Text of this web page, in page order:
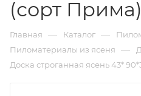
(сорт Прима)
Главная — Каталог —
Пиломатериалы из ясеня —
Доска строганная ясень 43*